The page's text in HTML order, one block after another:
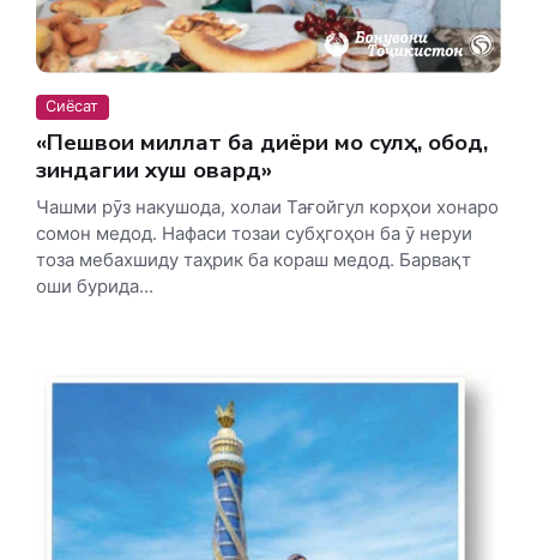
Сиёсат
«Пешвои миллат ба диёри мо сулҳ, ободӣ,
зиндагии хуш овард»
Чашми рӯз накушода, холаи Тағойгул корҳои хонаро
сомон медод. Нафаси тозаи субҳгоҳон ба ӯ неруи
тоза мебахшиду таҳрик ба кораш медод. Барвақт
оши бурида...